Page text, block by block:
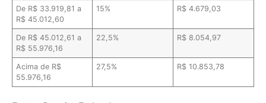
De R$ 33.919,81 a
R$ 45.012,60
15% R$ 4.679,03
De R$ 45.012,61 a
R$ 55.976,16
22,5% R$ 8.054,97
Acima de R$
55.976,16
27,5% R$ 10.853,78